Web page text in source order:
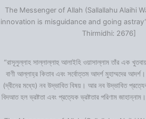
The Messenger of Allah (Sallallahu Alaihi
innovation is misguidance and going
Thirmidhi: 2676]
“রাসূলুল্লাহ সাল্লাল্লাহু আলাইহি ওয়াসাল্লাম তাঁর এক
বাণী আল্লাহ্‌র কিতাব এবং সর্বোত্তম আদর্শ মুহাম্মদের
(দ্বীনের মধ্যে) নব উদ্ভাবিত বিষয়। আর নব উদ্ভাবিত
বিদআত হল ভ্রষ্টতা এবং প্রত্যেক ভ্রষ্টতার পরিণাম